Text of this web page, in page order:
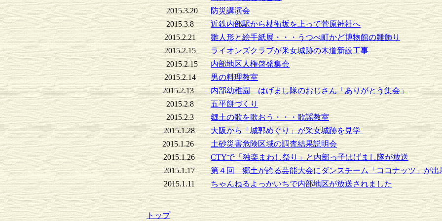
2015.3.20
防災講演会
2015.3.8
近鉄内部駅から杖衝坂を上って菅原神社へ
2015.2.21
雛人形と絵手紙展・・・うつべ町かど博物館の雛飾り
2015.2.15
ライオンズクラブが釆女城跡の木道新設工事
2015.2.15
内部地区人権啓発集会
2015.2.14
男の料理教室
2015.2.13
内部幼稚園 はげまし隊のおじさん「ありがとう集会」
2015.2.8
五平餅づくり
2015.2.3
郷土の歌を歌おう・・・歌謡教室
2015.1.28
大阪から「城郭めぐり」が采女城跡を見学
2015.1.26
土砂災害危険区域の調査結果説明会
2015.1.26
CTYで「独楽まわし祭り」と内部っ子はげまし隊が放送
2015.1.17
第４回 郷土が誇る芸能大会にダンスチーム「ココナッツ」が出
2015.1.11
ちゃんねるよっかいちで内部地区が放送されました
トップ